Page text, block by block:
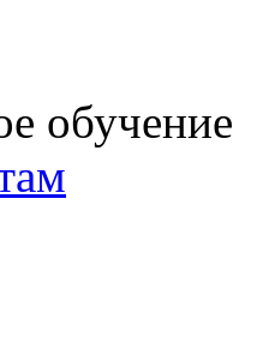
обучение